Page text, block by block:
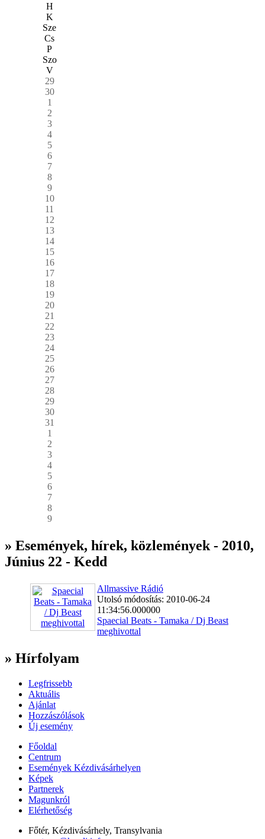
H
K
Sze
Cs
P
Szo
V
29
30
1
2
3
4
5
6
7
8
9
10
11
12
13
14
15
16
17
18
19
20
21
22
23
24
25
26
27
28
29
30
31
1
2
3
4
5
6
7
8
9
» Események, hírek, közlemények - 2010,
Június 22 - Kedd
Allmassive Rádió
Utolsó módosítás: 2010-06-24
11:34:56.000000
Spaecial Beats - Tamaka / Dj Beast
meghivottal
» Hírfolyam
Legfrissebb
Aktuális
Ajánlat
Hozzászólások
Új esemény
Főoldal
Centrum
Események Kézdivásárhelyen
Képek
Partnerek
Magunkról
Elérhetőség
Főtér, Kézdivásárhely, Transylvania